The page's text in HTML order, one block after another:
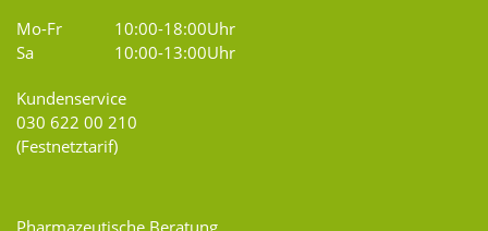
Mo-Fr
10:00-18:00Uhr
Sa
10:00-13:00Uhr
Kundenservice
030 622 00 210
(Festnetztarif)